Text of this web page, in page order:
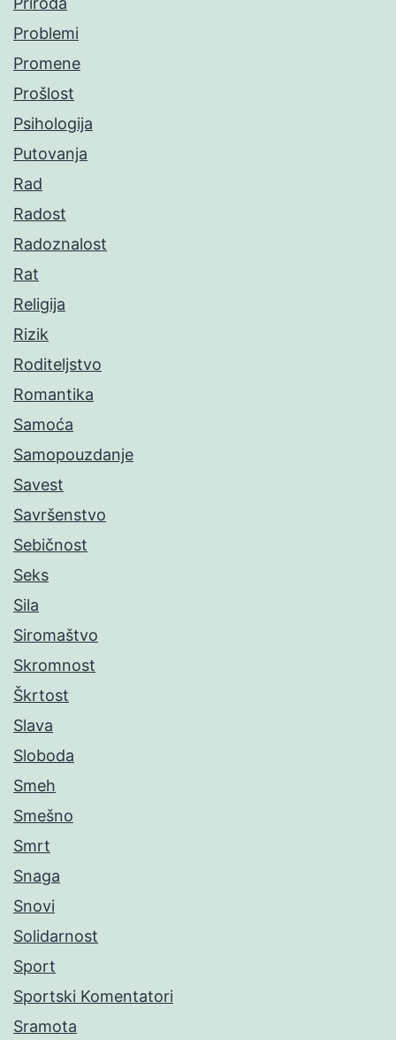
Problemi
Promene
Prošlost
Psihologija
Putovanja
Rad
Radost
Radoznalost
Rat
Religija
Rizik
Roditeljstvo
Romantika
Samoća
Samopouzdanje
Savest
Savršenstvo
Sebičnost
Seks
Sila
Siromaštvo
Skromnost
Škrtost
Slava
Sloboda
Smeh
Smešno
Smrt
Snaga
Snovi
Solidarnost
Sport
Sportski Komentatori
Sramota